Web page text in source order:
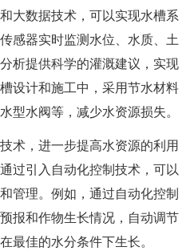
大数据技术，可以实现水槽系
感器实时监测水位、水质、土
析提供科学的灌溉建议，实现
设计和施工中，采用节水材料
型水阀等，减少水资源损失。
术，进一步提高水资源的利用
过引入自动化控制技术，可以
管理。例如，通过自动化控制
报和作物生长情况，自动调节
最佳的水分条件下生长。